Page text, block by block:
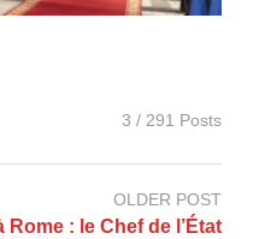
3 / 291 Posts
OLDER POST
: le Chef de l’État